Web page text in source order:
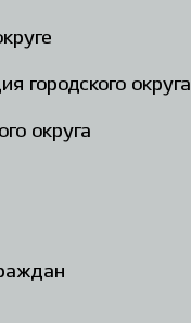
городского округа
округа